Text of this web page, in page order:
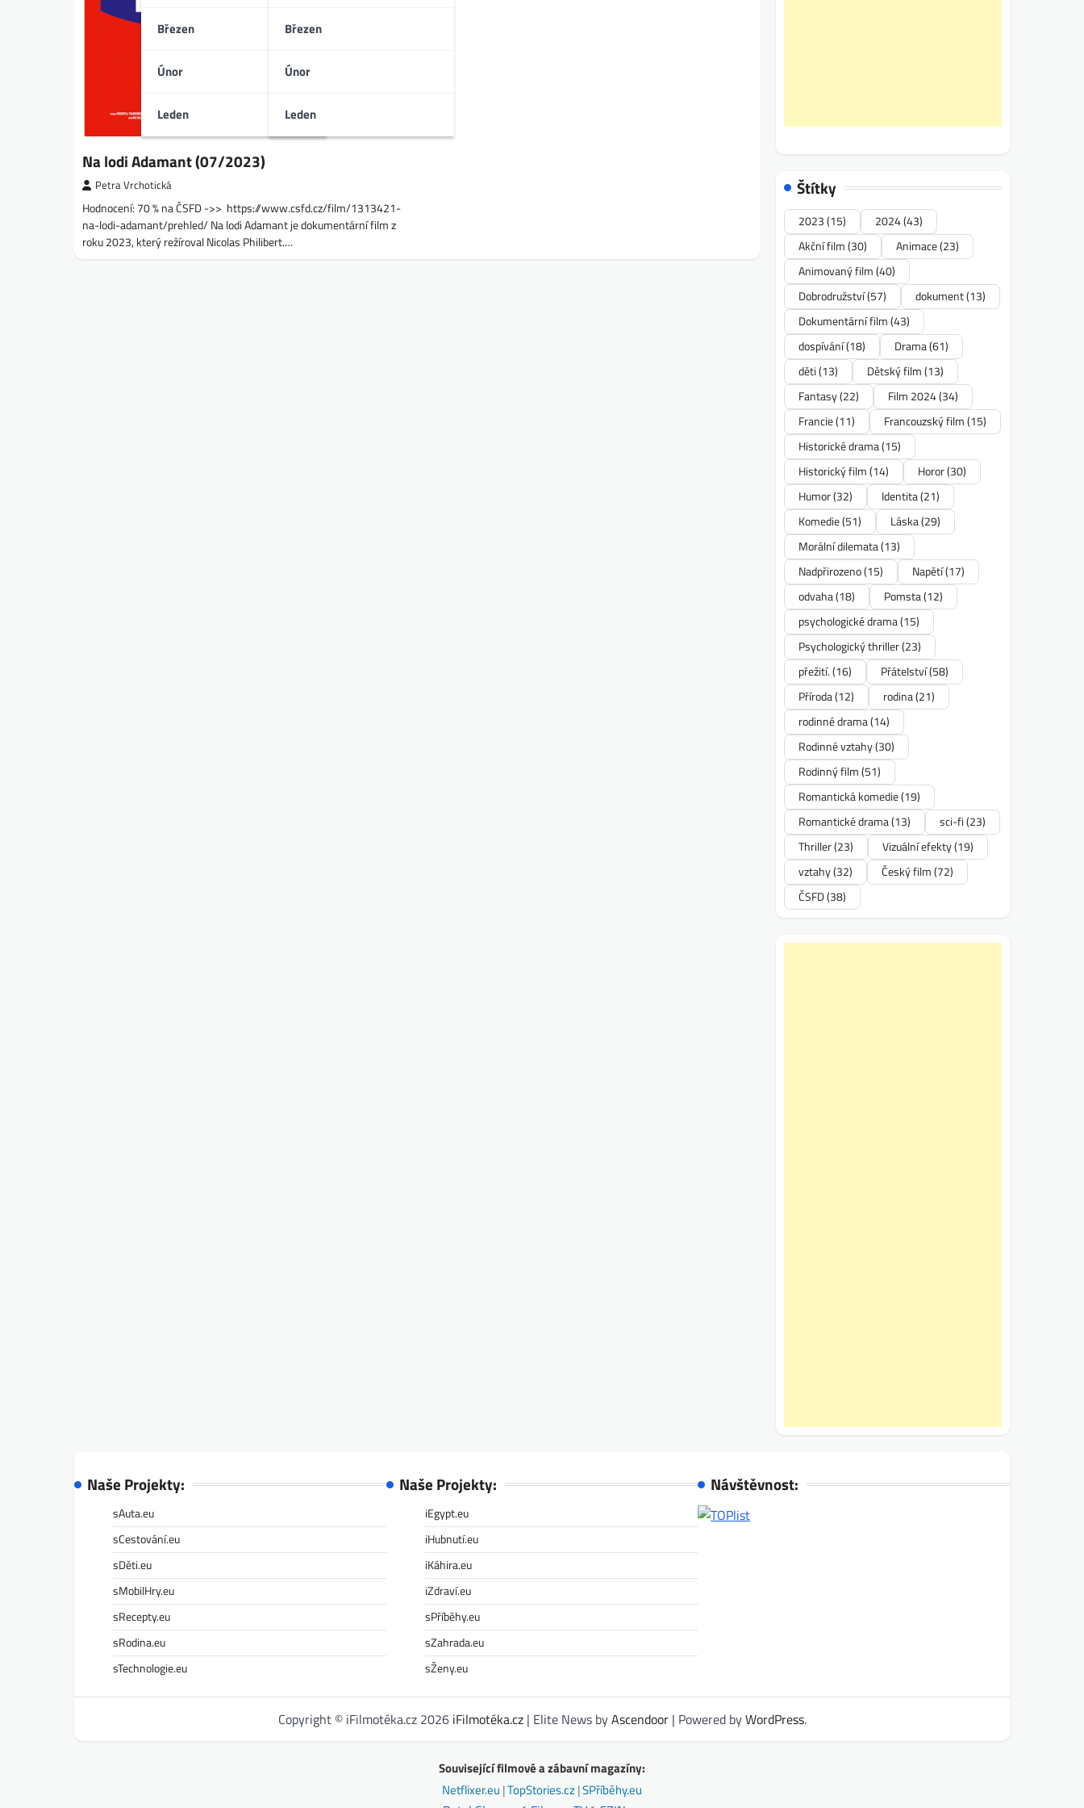
Březen
Únor
Leden
Březen
Únor
Leden
Na lodi Adamant (07/2023)
Petra Vrchotická
Hodnocení: 70 % na ČSFD ->> https://www.csfd.cz/film/1313421-
na-lodi-adamant/prehled/ Na lodi Adamant je dokumentární film z
roku 2023, který režíroval Nicolas Philibert.…
Štítky
2023(15) 2024(43)
Akční film(30) Animace(23)
Animovaný film(40)
Dobrodružství(57) dokument(13)
Dokumentární film(43)
dospívání(18) Drama(61)
děti(13) Dětský film(13)
Fantasy(22) Film 2024(34)
Francie(11) Francouzský film(15)
Historické drama(15)
Historický film(14) Horor(30)
Humor(32) Identita(21)
Komedie(51) Láska(29)
Morální dilemata(13)
Nadpřirozeno(15) Napětí(17)
odvaha(18) Pomsta(12)
psychologické drama(15)
Psychologický thriller(23)
přežití.(16) Přátelství(58)
Příroda(12) rodina(21)
rodinné drama(14)
Rodinné vztahy(30)
Rodinný film(51)
Romantická komedie(19)
Romantické drama(13) sci-fi(23)
Thriller(23) Vizuální efekty(19)
vztahy(32) Český film(72)
ČSFD(38)
Naše Projekty:
sAuta.eu
sCestování.eu
sDěti.eu
sMobilHry.eu
sRecepty.eu
sRodina.eu
sTechnologie.eu
Naše Projekty:
iEgypt.eu
iHubnutí.eu
iKáhira.eu
iZdraví.eu
sPříběhy.eu
sZahrada.eu
sŽeny.eu
Návštěvnost:
Copyright © iFilmotéka.cz 2026 iFilmotéka.cz| Elite News byAscendoor| Powered byWordPress.
Související filmové a zábavní magazíny:
Netflixer.eu |TopStories.cz|SPříběhy.eu